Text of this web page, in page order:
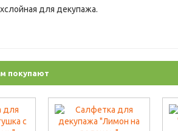
для декупажа.
покупают